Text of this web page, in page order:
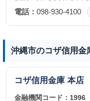
電話： 098-930-4100
沖縄市のコザ信用金
コザ信用金庫 本店
金融機関コード： 1996